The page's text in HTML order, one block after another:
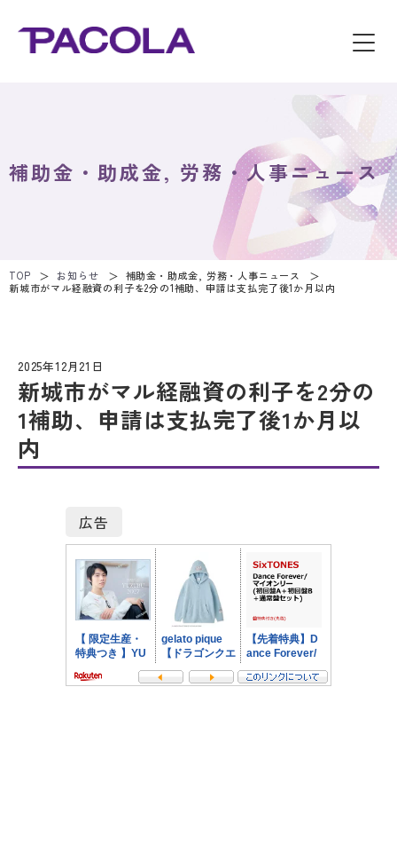
補助金・助成金, 労務・人事ニュース
TOP お知らせ
補助金・助成金, 労務・人事ニュース
新城市がマル経融資の利子を2分の1補助、申請は支払完了後1か月以内
2025年12月21日
新城市がマル経融資の利子を2分の
1補助、申請は支払完了後1か月以
内
広告